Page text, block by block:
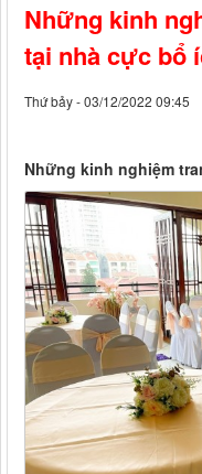
Những kinh
tại nhà cực bổ
Thứ bảy - 03/12/2022 09:45
Những kinh nghiệm